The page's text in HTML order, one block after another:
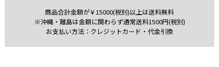
商品合計金額が￥15000(税別)以上は送料無料
※沖縄・離島は金額に関わらず通常送料1500円(税別)
お支払い方法：クレジットカード・代金引換